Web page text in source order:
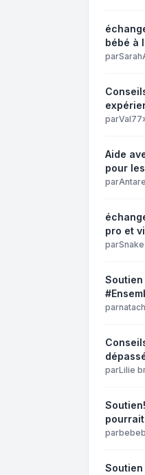
bébé à
par
parVal77
Aide
pour
par
pro et
par
par
parLilie
par